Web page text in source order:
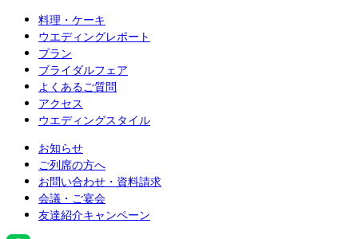
料理・ケーキ
ウエディングレポート
プラン
ブライダルフェア
よくあるご質問
アクセス
ウエディングスタイル
お知らせ
ご列席の方へ
お問い合わせ・資料請求
会議・ご宴会
友達紹介キャンペーン